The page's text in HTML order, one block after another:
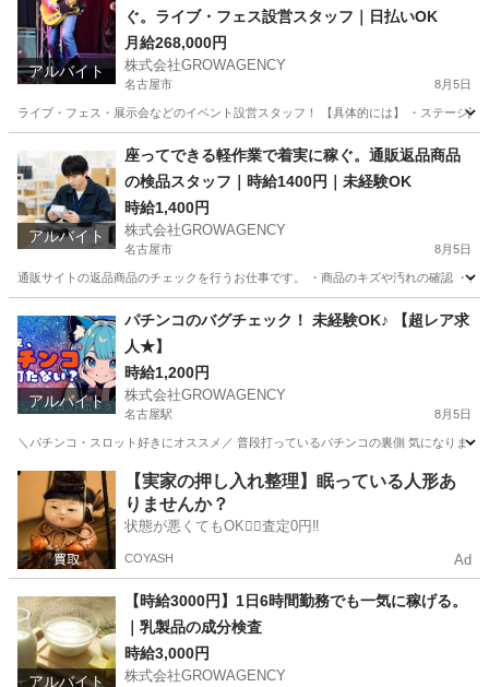
アルバイト
ぐ。ライブ・フェス設営スタッフ｜日払いOK
月給268,000円
株式会社GROWAGENCY
名古屋市 8月5日
ライブ・フェス・展示会などのイベント設営スタッフ！ 【具体的には】 ・ステージ
イベントスタッフ ライブ
アルバイト
座ってできる軽作業で着実に稼ぐ。通販返品商品
の検品スタッフ｜時給1400円｜未経験OK
時給1,400円
株式会社GROWAGENCY
名古屋市 8月5日
通販サイトの返品商品のチェックを行うお仕事です。 ・商品のキズや汚れの確認 ・
倉庫 通販
アルバイト
パチンコのバグチェック！ 未経験OK♪ 【超レア求
人★】
時給1,200円
株式会社GROWAGENCY
名古屋駅 8月5日
＼パチンコ・スロット好きにオススメ／ 普段打っているパチンコの裏側 気になりま
愛知 名古屋市 名古屋駅 その他 レア
【実家の押し入れ整理】眠っている人形あ
りませんか？
状態が悪くてもOK🙆‍♀️査定0円‼️
COYASH Ad
アルバイト
【時給3000円】1日6時間勤務でも一気に稼げる。
｜乳製品の成分検査
時給3,000円
株式会社GROWAGENCY